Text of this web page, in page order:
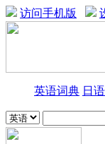
访问手机版
英语词典 日